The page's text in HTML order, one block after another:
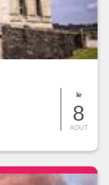
le
8
AOUT